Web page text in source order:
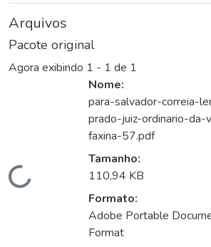
Arquivos
Pacote original
Agora exibindo 1 - 1 de 1
Carregando...
Nome:
para-salvador-correia-
prado-juiz-ordinario-da-
faxina-57.pdf
Tamanho:
110,94 KB
Formato:
Adobe Portable
Format